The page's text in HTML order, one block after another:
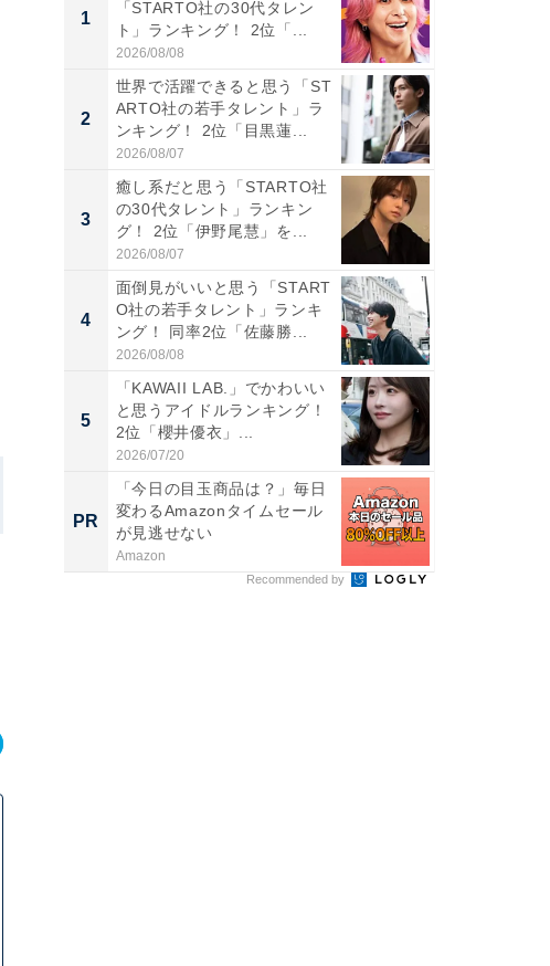
1
「STARTO社の30代タレン
ト」ランキング！ 2位「...
2026/08/08
2
世界で活躍できると思う「ST
ARTO社の若手タレント」ラ
ンキング！ 2位「目黒蓮...
2026/08/07
3
癒し系だと思う「STARTO社
の30代タレント」ランキン
グ！ 2位「伊野尾慧」を...
2026/08/07
4
面倒見がいいと思う「START
O社の若手タレント」ランキ
ング！ 同率2位「佐藤勝...
2026/08/08
5
「KAWAII LAB.」でかわいい
と思うアイドルランキング！
2位「櫻井優衣」...
2026/07/20
PR
「今日の目玉商品は？」毎日
変わるAmazonタイムセール
が見逃せない
Amazon
Recommended by